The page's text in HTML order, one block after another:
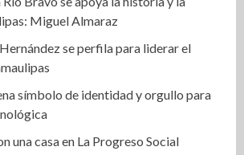
Miguel Almaraz
se perfila para liderar el
símbolo de identidad y orgullo para
una casa en La Progreso Social